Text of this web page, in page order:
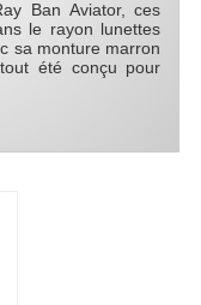
Ban Aviator, ces
le rayon lunettes
sa monture marron
été conçu pour